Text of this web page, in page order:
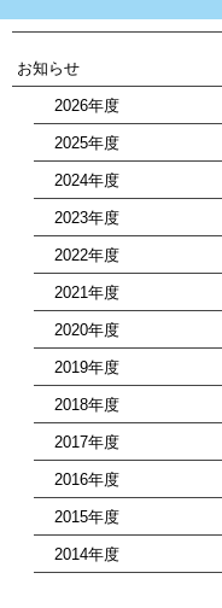
お知らせ
2026年度
2025年度
2024年度
2023年度
2022年度
2021年度
2020年度
2019年度
2018年度
2017年度
2016年度
2015年度
2014年度